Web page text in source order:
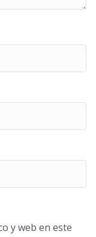
y web en este